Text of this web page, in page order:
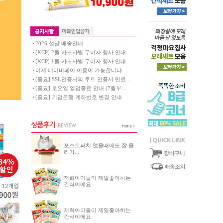
2026 설날 배송안내
[KCP] 2월 카드사별 무이자 행사 안내
[KCP] 1월 카드사별 무이자 행사 안내
이제 네이버페이 이용이 가능합니다.
[중요] SSL인증서의 루트 인증서 만료...
[중요] 토요일 영업종료 안내 (7월부...
[중요] 기업은행 계좌번호 변경 안내
포스트퍼치 없을때에도 잘 올
라가...
저희아이들이 제일좋아하는
간식이에요
저희아이들이 제일좋아하는
간식이에요